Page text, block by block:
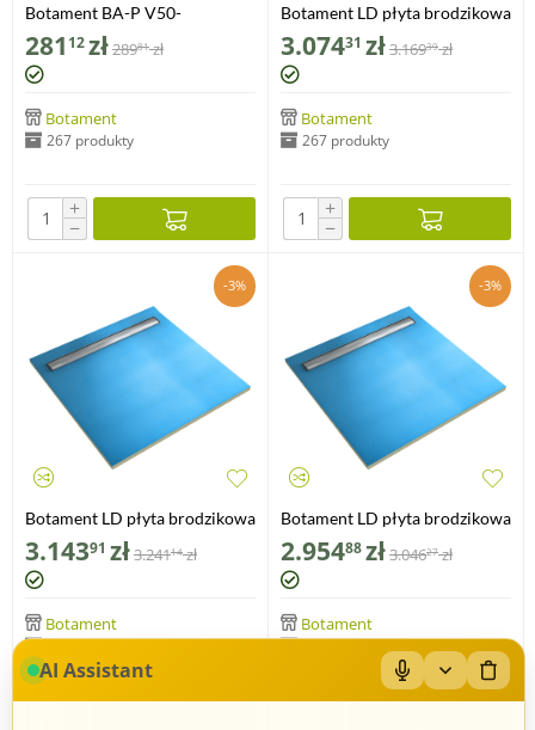
Botament BA-P V50-
VERTIKAL
281 12zł28981 zł
Botament
267 produkty
+
−
Botament LD płyta brodzikowa
z odpływem liniowym -
czterospadowa 4S 1000x1000
(30 mm)
3.07431 zł3.16939 zł
Botament
267 produkty
+
−
-3%
Botament LD płyta brodzikowa
z odpływem liniowym -
czterospadowa 4S 1200x1000
(40 mm)
3.14391 zł3.24114 zł
Botament
267 produkty
-3%
Botament LD płyta brodzikowa
z odpływem liniowym -
czterospadowa 4S 1200x900
(40 mm)
2.95488zł3.04627 zł
Botament
267 produkty
AI Assistant